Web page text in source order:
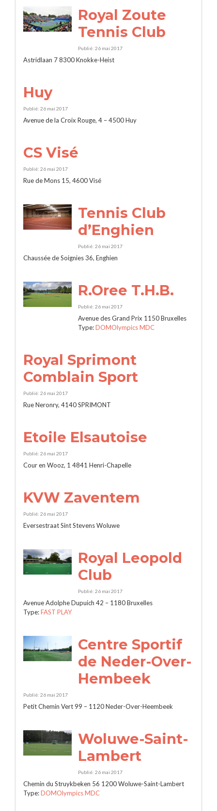
Royal Zoute
Tennis Club
Publié: 26 mai 2017
Astridlaan 7 8300 Knokke-Heist
Huy
Publié: 26 mai 2017
Avenue de la Croix Rouge, 4 – 4500 Huy
CS Visé
Publié: 26 mai 2017
Rue de Mons 15, 4600 Visé
Tennis Club
d’Enghien
Publié: 26 mai 2017
Chaussée de Soignies 36, Enghien
R.Oree T.H.B.
Publié: 26 mai 2017
Avenue des Grand Prix 1150 Bruxelles
Type:DOMOlympics MDC
Royal Sprimont
Comblain Sport
Publié: 26 mai 2017
Rue Neronry, 4140 SPRIMONT
Etoile Elsautoise
Publié: 26 mai 2017
Cour en Wooz, 1 4841 Henri-Chapelle
KVW Zaventem
Publié: 26 mai 2017
Eversestraat Sint Stevens Woluwe
Royal Leopold
Club
Publié: 26 mai 2017
Avenue Adolphe Dupuich 42 – 1180 Bruxelles
Type:FAST PLAY
Centre Sportif
de Neder-Over-
Hembeek
Publié: 26 mai 2017
Petit Chemin Vert 99 – 1120 Neder-Over-Heembeek
Woluwe-Saint-
Lambert
Publié: 26 mai 2017
Chemin du Struykbeken 56 1200 Woluwe-Saint-Lambert
Type:DOMOlympics MDC